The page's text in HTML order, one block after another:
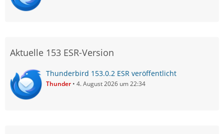
Aktuelle 153 ESR-Version
Thunderbird 153.0.2 ESR veröffentlicht
Thunder 4. August 2026 um 22:34